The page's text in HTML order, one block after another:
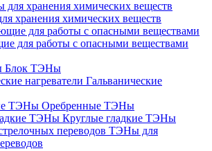
хранения химических веществ
для работы с опасными веществами
Блок ТЭНы
Гальванические
Оребренные ТЭНы
Круглые гладкие ТЭНы
ТЭНы для